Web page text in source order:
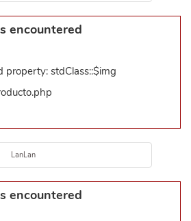
encountered
property: stdClass::$img
LanLan
encountered